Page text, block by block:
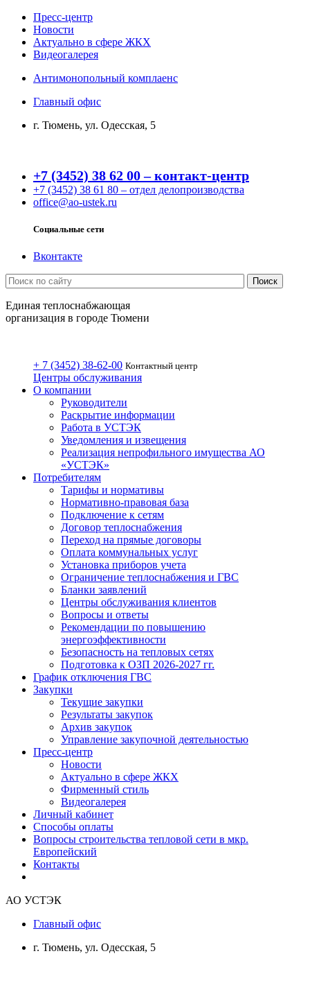
Пресс-центр
Новости
Актуально в сфере ЖКХ
Видеогалерея
Антимонопольный комплаенс
Главный офис
г. Тюмень, ул. Одесская, 5
+7 (3452) 38 62 00 – контакт-центр
+7 (3452) 38 61 80 – отдел делопроизводства
office@ao-ustek.ru
Социальные сети
Вконтакте
Единая теплоснабжающая
организация в городе Тюмени
+ 7 (3452) 38-62-00 Контактный центр
Центры обслуживания
О компании
Руководители
Раскрытие информации
Работа в УСТЭК
Уведомления и извещения
Реализация непрофильного имущества АО
«УСТЭК»
Потребителям
Тарифы и нормативы
Нормативно-правовая база
Подключение к сетям
Договор теплоснабжения
Переход на прямые договоры
Оплата коммунальных услуг
Установка приборов учета
Ограничение теплоснабжения и ГВС
Бланки заявлений
Центры обслуживания клиентов
Вопросы и ответы
Рекомендации по повышению
энергоэффективности
Безопасность на тепловых сетях
Подготовка к ОЗП 2026-2027 гг.
График отключения ГВС
Закупки
Текущие закупки
Результаты закупок
Архив закупок
Управление закупочной деятельностью
Пресс-центр
Новости
Актуально в сфере ЖКХ
Фирменный стиль
Видеогалерея
Личный кабинет
Способы оплаты
Вопросы строительства тепловой сети в мкр.
Европейский
Контакты
АО УСТЭК
Главный офис
г. Тюмень, ул. Одесская, 5